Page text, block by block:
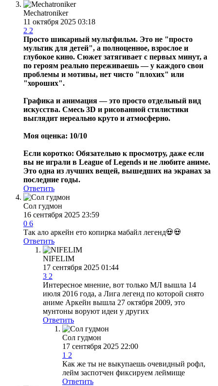
Mechatroniker
11 октября 2025 03:18
2 2
Просто шикарный мультфильм. Это не "просто
мультик для детей", а полноценное, взрослое и
глубокое кино. Сюжет затягивает с первых минут, а
по героям реально переживаешь — у каждого свои
проблемы и мотивы, нет чисто "плохих" или
"хороших".
Графика и анимация — это просто отдельный вид
искусства. Смесь 3D и рисованной стилистики
выглядит нереально круто и атмосферно.
Моя оценка: 10/10
Если коротко: Обязательно к просмотру, даже если
вы не играли в League of Legends и не любите аниме.
Это одна из лучших вещей, вышедших на экранах за
последние годы.
Ответить
Сол гудмон
16 сентября 2025 23:59
0 6
Так ало аркейн ето копирка мабайл легенд💀💀
Ответить
NIFELIM
17 сентября 2025 01:44
3 2
Интересное мнение, вот только МЛ вышла 14
июля 2016 года, а Лига легенд по которой снято
аниме Аркейн вышла 27 октября 2009, это
мунтоны воруют идеи у других
Ответить
Сол гудмон
17 сентября 2025 22:00
1 2
Как же ты не выкупаешь очевидный рофл,
лейм заспотчен фиксируем леймище
Ответить